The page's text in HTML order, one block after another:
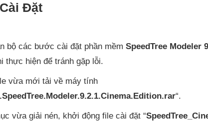
Đặt
bộ các bước cài đặt phần mềm SpeedTree Modeler 9
hiện để tránh gặp lỗi.
vừa mới tải về máy tính
“.
vừa giải nén, khởi động file cài đặt “